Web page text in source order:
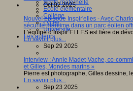
Ecole maternelle
Ecole élémentaire
Collège
Lycée
Université
Les auteurs
Oct 02 2025
Nouvel épisode Inspir'elles - Avec
sécurité maritime dans un parc éolien
L’équipe d’Inspir’ELLES est fière de
En savoir plus...
Sep 29 2025
Interview : Annie Madet-Vache, co-
et Gilles, Mondes marins »
Pierre est photographe, Gilles dessine,
En savoir plus...
Sep 23 2025